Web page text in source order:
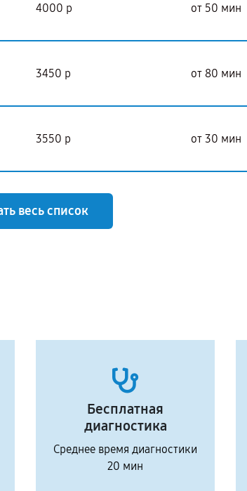
4000 р от 50 мин
3450 р от 80 мин
3550 р от 30 мин
весь список
Бесплатная
диагностика
Среднее время диагностики
20 мин